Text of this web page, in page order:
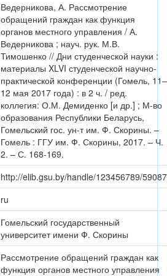
Ведерникова, А. Рассмотрение
обращений граждан как функция
органов местного управления / А.
Ведерникова ; науч. рук. М.В.
Тимошенко // Дни студенческой науки :
материалы XLVI студенческой научно-
практической конференции (Гомель, 11–
12 мая 2017 года) : в 2 ч. / ред.
коллегия: О.М. Демиденко [и др.] ; М-во
образования Республики Беларусь,
Гомельский гос. ун-т им. Ф. Скорины. –
Гомель : ГГУ им. Ф. Скорины, 2017. – Ч.
2. – С. 168-169.
http://elib.gsu.by/handle/123456789/59087
ru
Гомельский государственный
университет имени Ф. Скорины
Рассмотрение обращений граждан как
функция органов местного управления